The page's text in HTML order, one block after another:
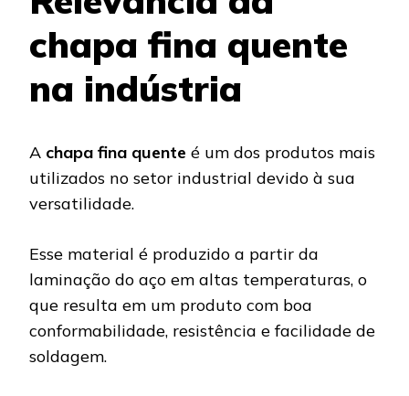
chapa fina quente
na indústria
A chapa fina quente é um dos produtos mais
utilizados no setor industrial devido à sua
versatilidade.
Esse material é produzido a partir da
laminação do aço em altas temperaturas, o
que resulta em um produto com boa
conformabilidade, resistência e facilidade de
soldagem.